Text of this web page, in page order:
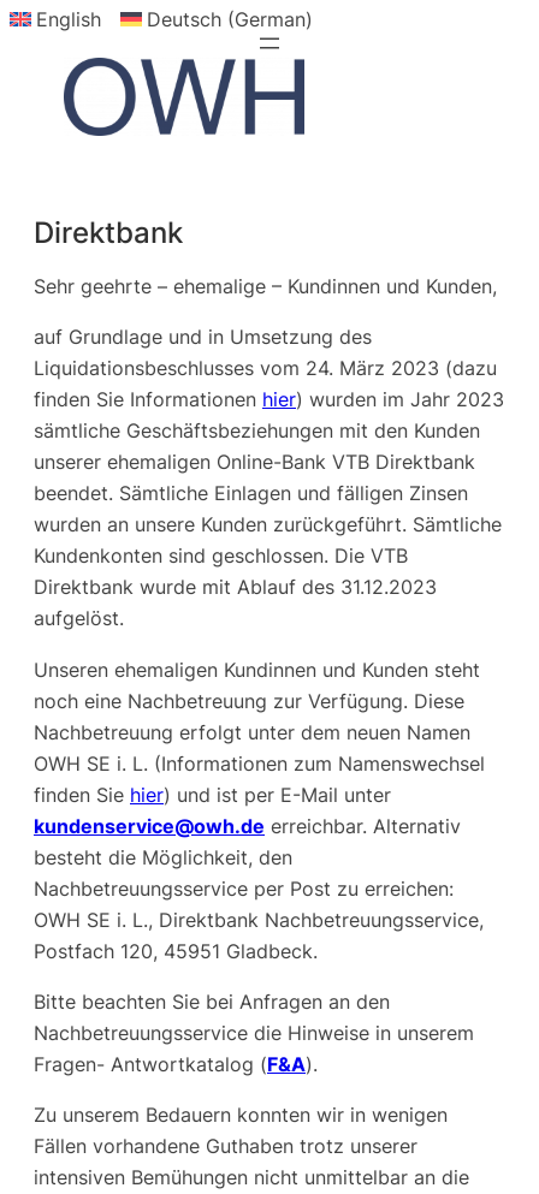
Skip
content
English Deutsch (German)
Direktbank
Sehr geehrte – ehemalige – Kundinnen und Kunden,
auf Grundlage und in Umsetzung des
Liquidationsbeschlusses vom 24. März 2023 (dazu
finden Sie Informationen hier) wurden im Jahr 2023
sämtliche Geschäftsbeziehungen mit den Kunden
unserer ehemaligen Online-Bank VTB Direktbank
beendet. Sämtliche Einlagen und fälligen Zinsen
wurden an unsere Kunden zurückgeführt. Sämtliche
Kundenkonten sind geschlossen. Die VTB
Direktbank wurde mit Ablauf des 31.12.2023
aufgelöst.
Unseren ehemaligen Kundinnen und Kunden steht
noch eine Nachbetreuung zur Verfügung. Diese
Nachbetreuung erfolgt unter dem neuen Namen
OWH SE i. L. (Informationen zum Namenswechsel
finden Sie hier) und ist per E-Mail unter
kundenservice@owh.de erreichbar. Alternativ
besteht die Möglichkeit, den
Nachbetreuungsservice per Post zu erreichen:
OWH SE i. L., Direktbank Nachbetreuungsservice,
Postfach 120, 45951 Gladbeck.
Bitte beachten Sie bei Anfragen an den
Nachbetreuungsservice die Hinweise in unserem
Fragen- Antwortkatalog (F&A).
Zu unserem Bedauern konnten wir in wenigen
Fällen vorhandene Guthaben trotz unserer
intensiven Bemühungen nicht unmittelbar an die